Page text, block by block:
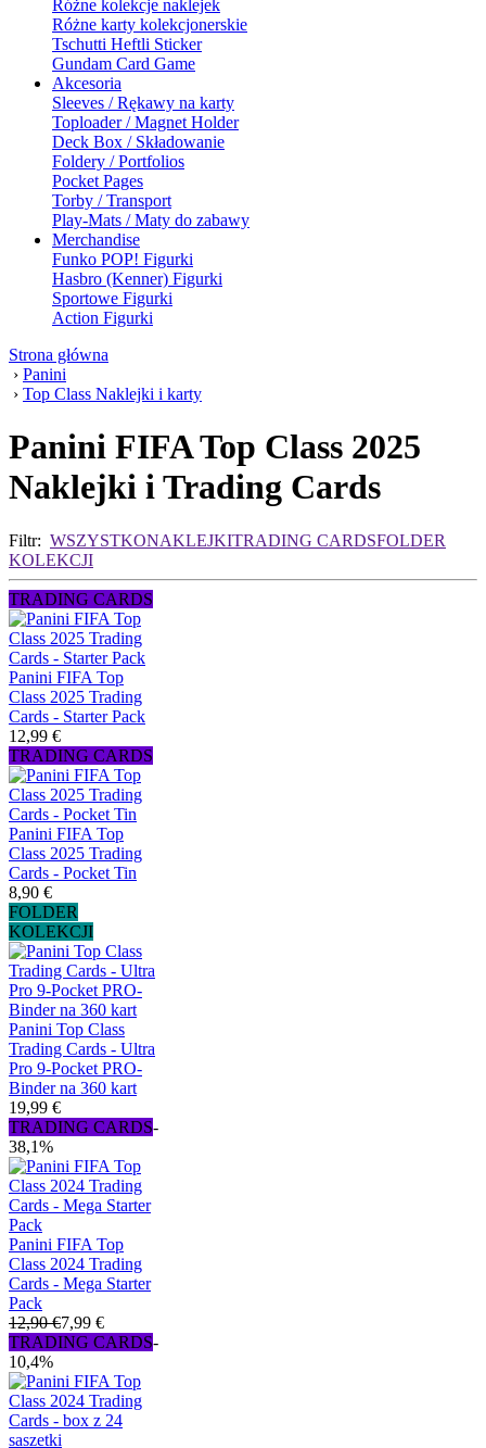
Różne kolekcje naklejek
Różne karty kolekcjonerskie
Tschutti Heftli Sticker
Gundam Card Game
Akcesoria
Sleeves / Rękawy na karty
Toploader / Magnet Holder
Deck Box / Składowanie
Foldery / Portfolios
Pocket Pages
Torby / Transport
Play-Mats / Maty do zabawy
Merchandise
Funko POP! Figurki
Hasbro (Kenner) Figurki
Sportowe Figurki
Action Figurki
Strona główna
› Panini
› Top Class Naklejki i karty
Panini FIFA Top Class 2025
Naklejki i Trading Cards
Filtr: WSZYSTKONAKLEJKITRADING CARDSFOLDER
KOLEKCJI
TRADING CARDS
Panini FIFA Top
Class 2025 Trading
Cards - Starter Pack
12,99 €
TRADING CARDS
Panini FIFA Top
Class 2025 Trading
Cards - Pocket Tin
8,90 €
FOLDER
KOLEKCJI
Panini Top Class
Trading Cards - Ultra
Pro 9-Pocket PRO-
Binder na 360 kart
19,99 €
TRADING CARDS-
38,1%
Panini FIFA Top
Class 2024 Trading
Cards - Mega Starter
Pack
12,90 €7,99 €
TRADING CARDS-
10,4%